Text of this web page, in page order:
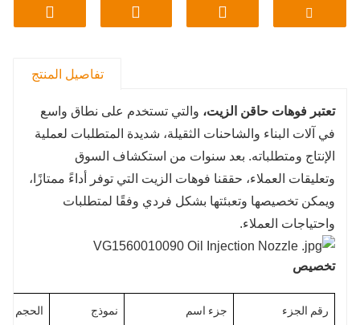
م نموذج ساينو تراك
تفاصيل المنتج
تعتبر فوهات حاقن الزيت، والتي تستخدم على نطاق واسع
في آلات البناء والشاحنات الثقيلة، شديدة المتطلبات لعملية
الإنتاج ومتطلباته. بعد سنوات من استكشاف السوق
وتعليقات العملاء، حققنا فوهات الزيت التي توفر أداءً ممتازًا،
ويمكن تخصيصها وتعبئتها بشكل فردي وفقًا لمتطلبات
واحتياجات العملاء.
تخصيص
رقم الجزء جزء اسم نموذج الحجم